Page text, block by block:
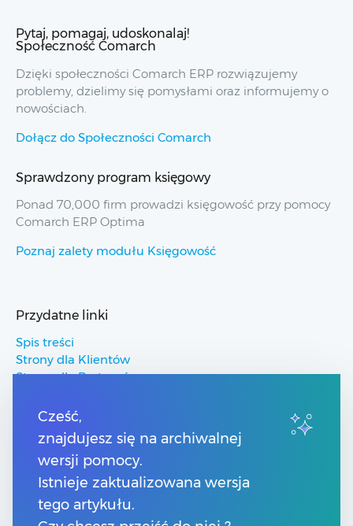
Pytaj, pomagaj, udoskonalaj!
Społeczność Comarch
Dzięki społeczności Comarch ERP rozwiązujemy
problemy, dzielimy się pomysłami oraz informujemy o
nowościach.
Dołącz do Społeczności Comarch
Sprawdzony program księgowy
Ponad 70,000 firm prowadzi księgowość przy pomocy
Comarch ERP Optima
Poznaj zalety modułu Księgowość
Przydatne linki
Spis treści
Strony dla Klientów
Strony dla Partnerów
Pomoc Comarch Betterfly
Pomoc Comarch e-Sklep
Pomoc Comarch HRM
Kontakt
Numery telefonów
Cześć,
znajdujesz się na archiwalnej
wersji pomocy.
Istnieje zaktualizowana wersja
tego artykułu.